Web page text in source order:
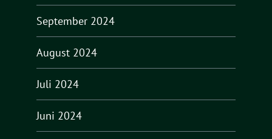
September 2024
August 2024
Juli 2024
Juni 2024